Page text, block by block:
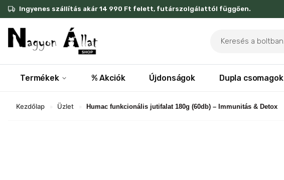
Skip
to
content
Ingyenes szállítás akár 14 990 Ft felett, futárszolgálattól függően.
search
Termékek % Akciók Újdonságok Dupla csomagok
Kezdőlap Üzlet Humac funkcionális jutifalat 180g (60db) – Immunitás & Detox